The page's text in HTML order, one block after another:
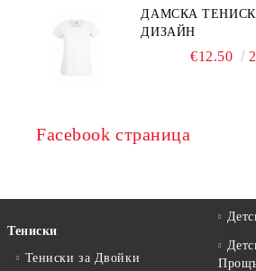
ДАМСКА
ДИЗАЙН
€12.50
Facebook страница
Тениски
Тениски за Двойки